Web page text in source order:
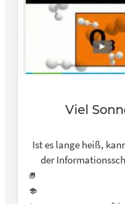
Viel
Ist es lange heiß,
der
einige Male
warum ist es